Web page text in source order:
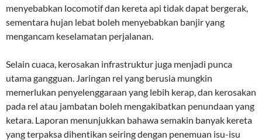
menyebabkan locomotif dan kereta api tidak dapat bergerak,
sementara hujan lebat boleh menyebabkan banjir yang
mengancam keselamatan perjalanan.
Selain cuaca, kerosakan infrastruktur juga menjadi punca
utama gangguan. Jaringan rel yang berusia mungkin
memerlukan penyelenggaraan yang lebih kerap, dan kerosakan
pada rel atau jambatan boleh mengakibatkan penundaan yang
ketara. Laporan menunjukkan bahawa semakin banyak kereta
yang terpaksa dihentikan seiring dengan penemuan isu-isu